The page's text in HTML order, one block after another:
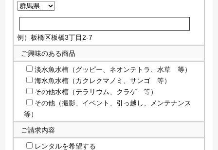
例）板橋区板橋3丁目2-7
ご興味のある商品
淡水魚水槽（グッピー、ネオンテトラ、水草 等）
海水魚水槽（カクレクマノミ、サンゴ 等）
その他水槽（テラリウム、クラゲ 等）
その他（撮影、イベント、引っ越し、メンテナンス
等）
ご請求内容
レンタルを希望する